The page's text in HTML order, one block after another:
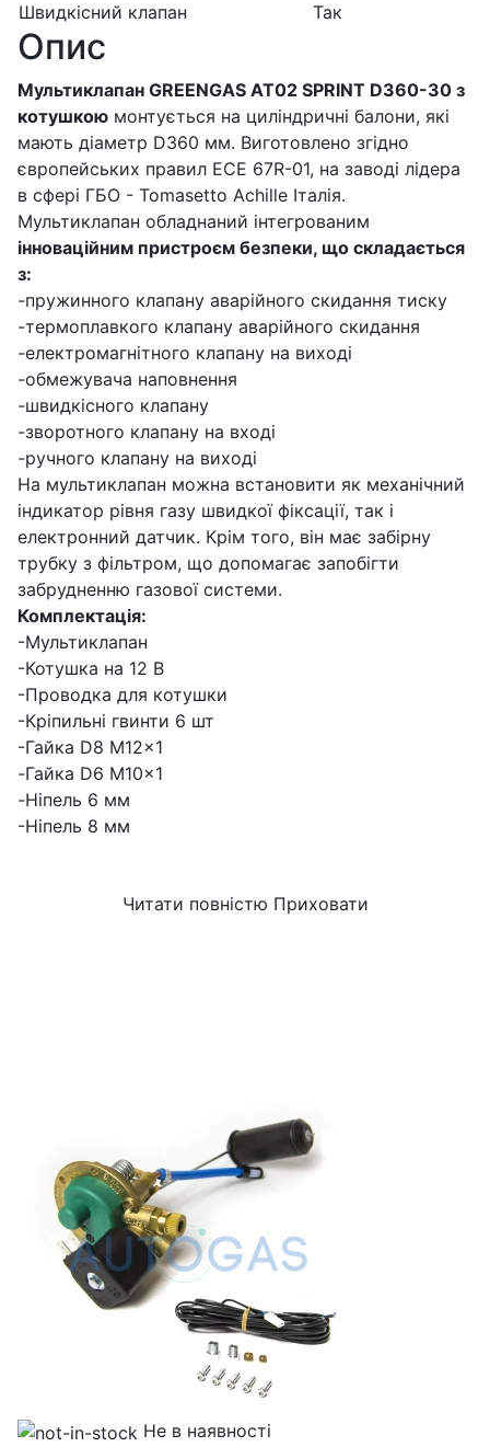
Швидкісний клапан
Так
Опис
Мультиклапан GREENGAS АТ02 SPRINT D360-30 з
котушкою монтується на циліндричні балони, які
мають діаметр D360 мм. Виготовлено згідно
європейських правил ECE 67R-01, на заводі лідера
в сфері ГБО - Tomasetto Achille Італія.
Мультиклапан обладнаний інтегрованим
інноваційним пристроєм безпеки, що складається
з:
-пружинного клапану аварійного скидання тиску
-термоплавкого клапану аварійного скидання
-електромагнітного клапану на виході
-обмежувача наповнення
-швидкісного клапану
-зворотного клапану на вході
-ручного клапану на виході
На мультиклапан можна встановити як механічний
індикатор рівня газу швидкої фіксації, так і
електронний датчик. Крім того, він має забірну
трубку з фільтром, що допомагає запобігти
забрудненню газової системи.
Комплектація:
-Мультиклапан
-Котушка на 12 В
-Проводка для котушки
-Кріпильні гвинти 6 шт
-Гайка D8 M12x1
-Гайка D6 M10x1
-Ніпель 6 мм
-Ніпель 8 мм
Читати повністю Приховати
Не в наявності